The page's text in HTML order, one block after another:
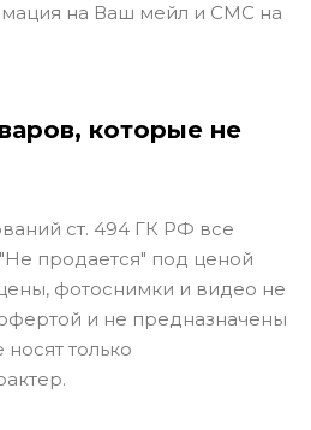
на Ваш мейл и СМС на
которые не
ст. 494 ГК РФ все
продается" под ценой
фотоснимки и видео не
и не предназначены
только